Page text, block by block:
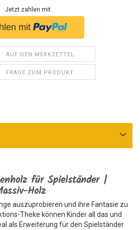
Jetzt zahlen mit
AUF DEN MERKZETTEL
FRAGE ZUM PRODUKT
für Spielständer |
Holz
auszuprobieren und ihre Fantasie zu
Theke können Kinder all das und
als Erweiterung für den Spielständer